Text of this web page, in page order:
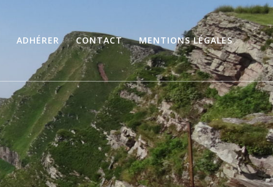
ADHÉRER CONTACT MENTIONS LÉGALES